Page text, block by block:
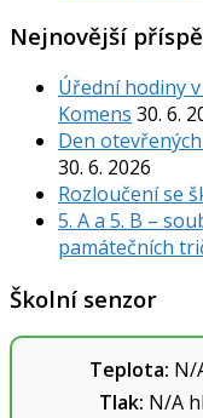
Nejnovější
Úřední hodiny
Komens 30. 6.
Den
30. 6. 2026
Rozloučení se
5. A a 5. B –
památečních
Školní senzor
Teplota: N/
Tlak: N/A